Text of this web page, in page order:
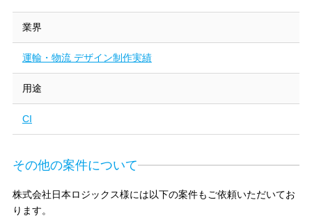
業界
運輸・物流 デザイン制作実績
用途
CI
その他の案件について
株式会社日本ロジックス様には以下の案件もご依頼いただいてお
ります。